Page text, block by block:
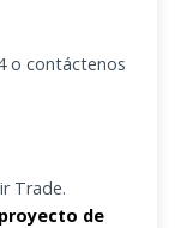
o contáctenos
Trade.
de